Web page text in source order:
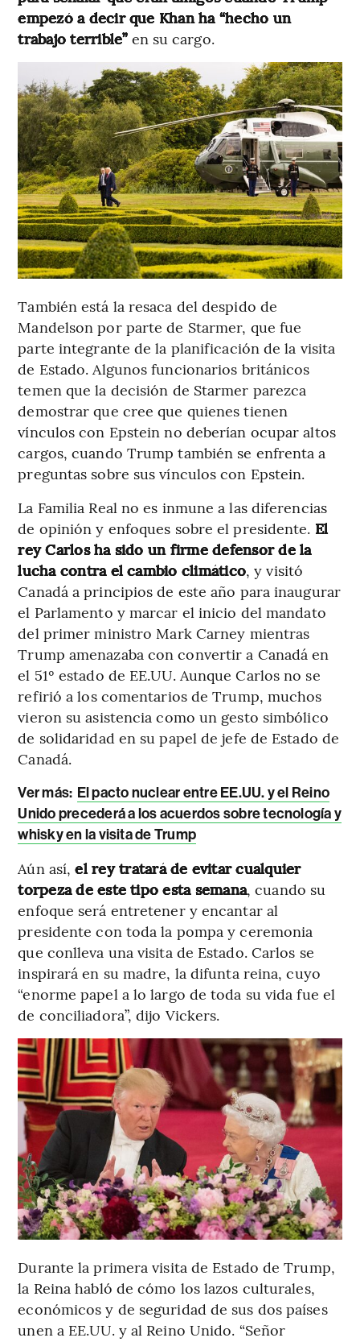
empezó a decir que Khan ha “hecho un
trabajo terrible”en su cargo.
También está la resaca del despido de
Mandelson por parte de Starmer, que fue
parte integrante de la planificación de la visita
de Estado. Algunos funcionarios británicos
temen que la decisión de Starmer parezca
demostrar que cree que quienes tienen
vínculos con Epstein no deberían ocupar altos
cargos, cuando Trump también se enfrenta a
preguntas sobre sus vínculos con Epstein.
La Familia Real no es inmune a las diferencias
de opinión y enfoques sobre el presidente. El
rey Carlos ha sido un firme defensor de la
lucha contra el cambio climático, y visitó
Canadá a principios de este año para inaugurar
el Parlamento y marcar el inicio del mandato
del primer ministro Mark Carney mientras
Trump amenazaba con convertir a Canadá en
el 51º estado de EE.UU. Aunque Carlos no se
refirió a los comentarios de Trump, muchos
vieron su asistencia como un gesto simbólico
de solidaridad en su papel de jefe de Estado de
Canadá.
Ver más: El pacto nuclear entre EE.UU. y el Reino
Unido precederá a los acuerdos sobre tecnología y
whisky en la visita de Trump
Aún así, el rey tratará de evitar cualquier
torpeza de este tipo esta semana, cuando su
enfoque será entretener y encantar al
presidente con toda la pompa y ceremonia
que conlleva una visita de Estado. Carlos se
inspirará en su madre, la difunta reina, cuyo
“enorme papel a lo largo de toda su vida fue el
de conciliadora”, dijo Vickers.
Durante la primera visita de Estado de Trump,
la Reina habló de cómo los lazos culturales,
económicos y de seguridad de sus dos países
unen a EE.UU. y al Reino Unido. “Señor